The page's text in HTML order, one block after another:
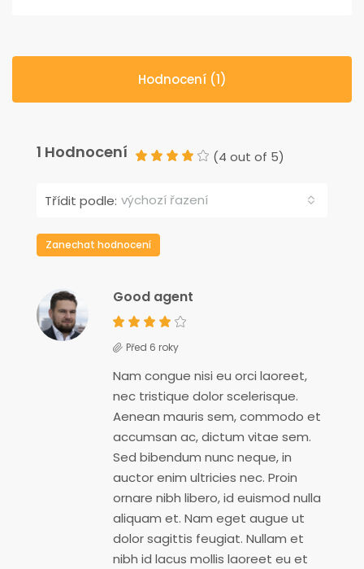
Hodnocení (1)
1 Hodnocení (4 out of 5)
Třídit podle: výchozí řazení
Zanechat hodnocení
Good agent
Před 6 roky
Nam congue nisi eu orci laoreet,
nec tristique dolor scelerisque.
Aenean mauris sem, commodo et
accumsan ac, dictum vitae sem.
Sed bibendum nunc neque, in
auctor enim ultricies nec. Proin
ornare nibh libero, id euismod nulla
aliquam et. Nam eget augue ut
dolor sagittis feugiat. Nullam et
nibh id lacus mollis laoreet eu et